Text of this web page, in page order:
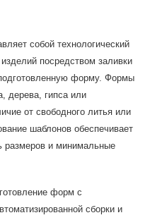
собой технологический
посредством заливки
форму. Формы
дерева, гипса или
от свободного литья или
шаблонов обеспечивает
размеров и минимальные
форм с
сборки и